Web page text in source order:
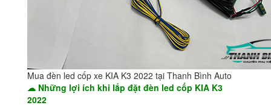
Mua đèn led cốp xe KIA K3 2022 tại Thanh Bình Auto
☁ Những lợi ích khi lắp đặt đèn led cốp KIA K3
2022